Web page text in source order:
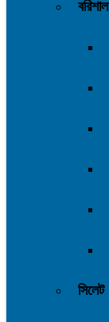
বরিশাল
সিলেট